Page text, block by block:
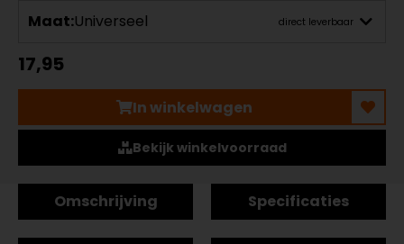
Maat:Universeel direct leverbaar
17,95
In winkelwagen
Bekijk winkelvoorraad
Omschrijving Specificaties